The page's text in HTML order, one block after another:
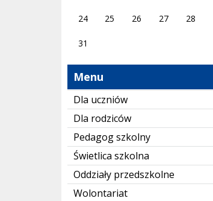
24 25 26 27 28
31
Menu
Dla uczniów
Dla rodziców
Pedagog szkolny
Świetlica szkolna
Oddziały przedszkolne
Wolontariat